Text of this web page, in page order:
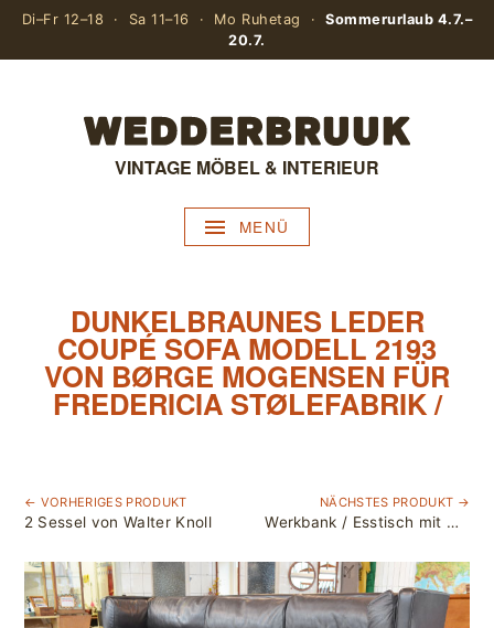
Di–Fr 12–18 · Sa 11–16 · Mo Ruhetag ·Sommerurlaub 4.7.–
20.7.
VINTAGE MÖBEL & INTERIEUR
MENÜ
DUNKELBRAUNES LEDER
COUPÉ SOFA MODELL 2193
VON BØRGE MOGENSEN FÜR
FREDERICIA STØLEFABRIK /
← VORHERIGES PRODUKT
2 Sessel von Walter Knoll
NÄCHSTES PRODUKT →
Werkbank / Esstisch mit Metallgestell / L 200cm T 60cm H 79,5cm